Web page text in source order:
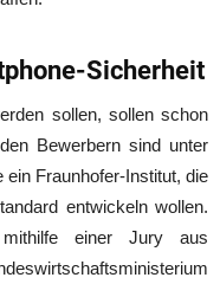
Sicherheit
sollen, sollen schon
Bewerbern sind unter
Fraunhofer-Institut, die
entwickeln wollen.
einer Jury aus